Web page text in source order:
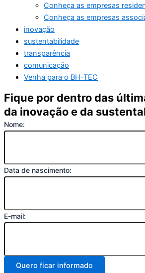
Conheça as empresas
Conheça as empresas
inovação
sustentabilidade
transparência
comunicação
Venha para o BH-TEC
Fique por dentro das
da inovação e da
Nome:
Data de nascimento:
E-mail:
Quero ficar informado